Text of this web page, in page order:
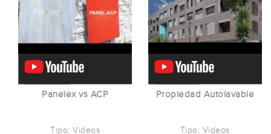
Panelex vs ACP
Tipo: Videos
Propiedad Autolavable
Tipo: Videos